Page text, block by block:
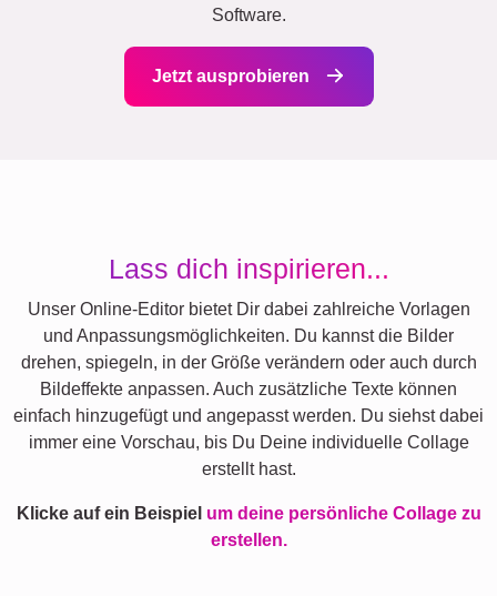
Software.
Jetzt ausprobieren
Lass dich inspirieren...
Unser Online-Editor bietet Dir dabei zahlreiche Vorlagen
und Anpassungsmöglichkeiten. Du kannst die Bilder
drehen, spiegeln, in der Größe verändern oder auch durch
Bildeffekte anpassen. Auch zusätzliche Texte können
einfach hinzugefügt und angepasst werden. Du siehst dabei
immer eine Vorschau, bis Du Deine individuelle Collage
erstellt hast.
Klicke auf ein Beispiel um deine persönliche Collage zu
erstellen.